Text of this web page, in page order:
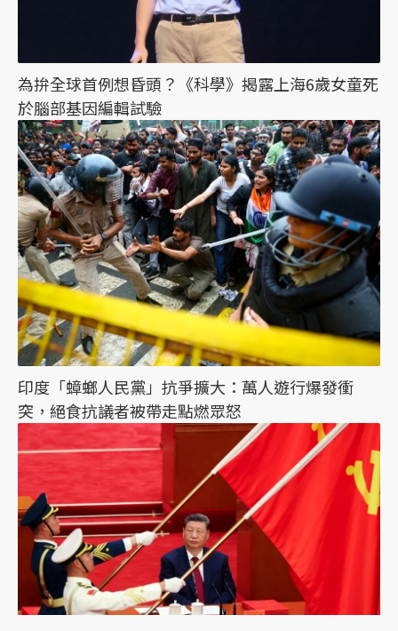
為拚全球首例想昏頭？《科學》揭露上海6歲女童死
於腦部基因編輯試驗
印度「蟑螂人民黨」抗爭擴大：萬人遊行爆發衝
突，絕食抗議者被帶走點燃眾怒